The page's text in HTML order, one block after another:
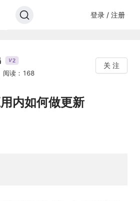
登录 / 注册
V2
阅读：168
关 注
内如何做更新